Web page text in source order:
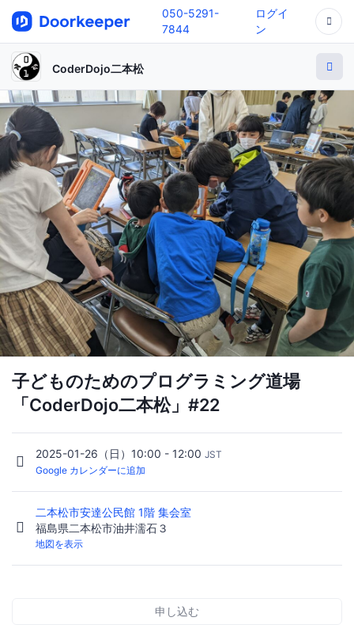
050-5291-
7844
ログイ
ン
CoderDojo二本松
子どものためのプログラミング道場
「CoderDojo二本松」#22
2025-01-26（日）10:00 - 12:00 JST
Google カレンダーに追加
二本松市安達公民館 1階 集会室
福島県二本松市油井濡石３
地図を表示
申し込む